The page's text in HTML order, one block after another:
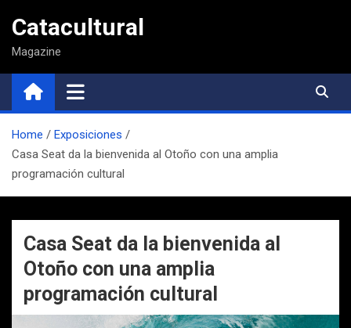
contenido
Catacultural
Magazine
Home
Exposiciones
Casa Seat da la bienvenida al Otoño con una amplia
programación cultural
Casa Seat da la bienvenida al
Otoño con una amplia
programación cultural